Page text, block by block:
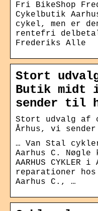
Fri BikeShop
Cykelbutik
cykel, men er
rentefri
Frederiks Alle
Stort
Butik midt
sender til
Stort udvalg af
Århus, vi
… Van Stal cykler
Aarhus C.
AARHUS
reparationer hos
Aarhus C., …